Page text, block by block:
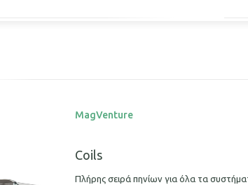
MagVenture
Coils
Πλήρης σειρά πηνίων για όλα τα